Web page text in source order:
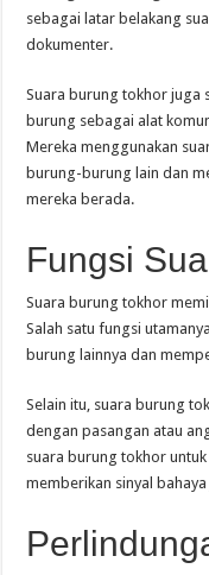
sebagai latar belakang
dokumenter.
Suara burung tokhor juga
burung sebagai alat
Mereka menggunakan
burung-burung lain dan
mereka berada.
Fungsi
Suara burung tokhor
Salah satu fungsi
burung lainnya dan
Selain itu, suara burung
dengan pasangan atau
suara burung tokhor
memberikan sinyal